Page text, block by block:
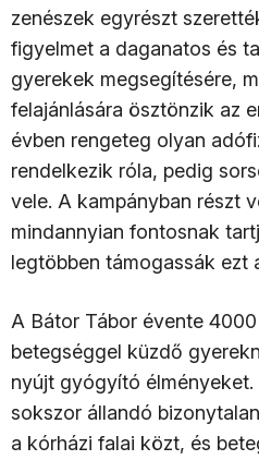
zenészek egyrészt
figyelmet a daganatos és
gyerekek megsegítésére,
felajánlására ösztönzik az
évben rengeteg olyan
rendelkezik róla, pedig
vele. A kampányban részt
mindannyian fontosnak
legtöbben támogassák ezt
A Bátor Tábor évente
betegséggel küzdő
nyújt gyógyító
sokszor állandó
a kórházi falai közt, és